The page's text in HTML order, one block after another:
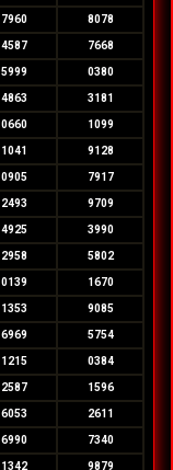
7960 8078
4587 7668
5999 0380
4863 3181
0660 1099
1041 9128
0905 7917
2493 9709
4925 3990
2958 5802
0139 1670
1353 9085
6969 5754
1215 0384
2587 1596
6053 2611
6990 7340
1342 9879